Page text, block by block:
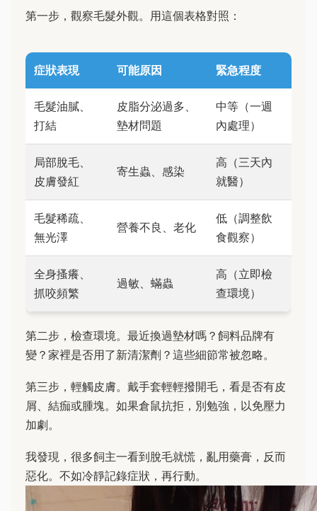
第一步，觀察毛髮外觀。用這個表格對照：
症狀表現 可能原因 緊急程度
毛髮油膩、
打結
皮脂分泌過多、
墊材問題
中等（一週
內處理）
局部脫毛、
皮膚發紅
寄生蟲、感染
高（三天內
就醫）
毛髮稀疏、
無光澤
營養不良、老化
低（調整飲
食觀察）
全身搔癢、
抓咬頻繁
過敏、蟎蟲
高（立即檢
查環境）
第二步，檢查環境。最近換過墊材嗎？飼料品牌有
變？家裡是否用了新清潔劑？這些細節常被忽略。
第三步，輕觸皮膚。戴手套輕輕撥開毛，看是否有皮
屑、結痂或腫塊。如果倉鼠抗拒，別勉強，以免壓力
加劇。
我發現，很多飼主一看到脫毛就慌，亂用藥膏，反而
惡化。不如冷靜記錄症狀，再行動。